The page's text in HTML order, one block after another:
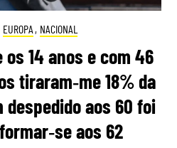
EUROPA , NACIONAL
os 14 anos e com 46
tiraram‑me 18% da
despedido aos 60 foi
aos 62